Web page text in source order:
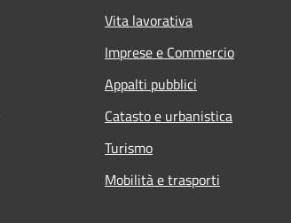
Vita lavorativa
Imprese e Commercio
Appalti pubblici
Catasto e urbanistica
Turismo
Mobilità e trasporti